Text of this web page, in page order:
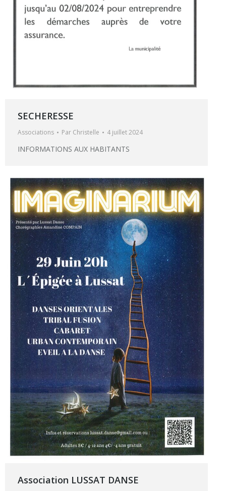
SECHERESSE
Associations Par Christelle 4 juillet 2024
INFORMATIONS AUX HABITANTS
Association LUSSAT DANSE